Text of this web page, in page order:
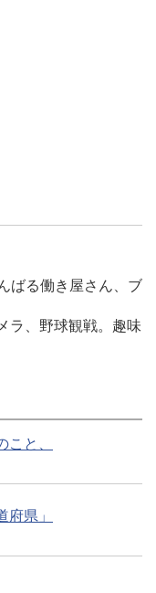
ばる働き屋さん、ブ
ラ、野球観戦。趣味
と、
県」